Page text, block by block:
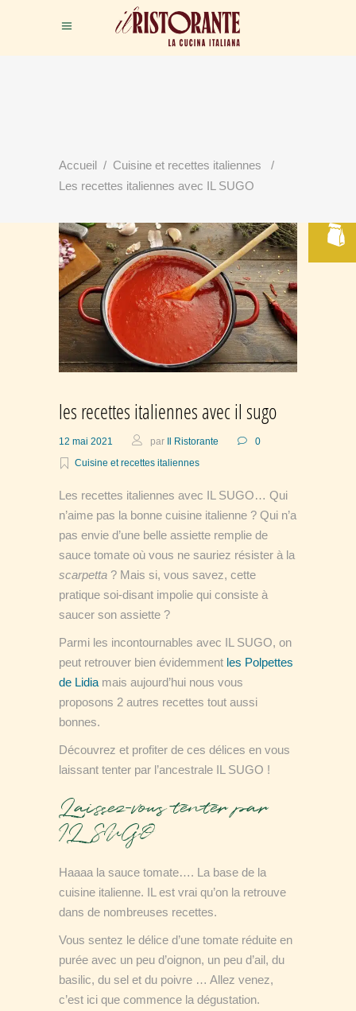
Accueil / Cuisine et recettes italiennes
/
Les recettes italiennes avec IL SUGO
les recettes italiennes avec il sugo
12 mai 2021 par Il Ristorante
0
Cuisine et recettes italiennes
Les recettes italiennes avec IL SUGO… Qui
n’aime pas la bonne cuisine italienne ? Qui n’a
pas envie d’une belle assiette remplie de
sauce tomate où vous ne sauriez résister à la
scarpetta ? Mais si, vous savez, cette
pratique soi-disant impolie qui consiste à
saucer son assiette ?
Parmi les incontournables avec IL SUGO, on
peut retrouver bien évidemment les Polpettes
de Lidia mais aujourd’hui nous vous
proposons 2 autres recettes tout aussi
bonnes.
Découvrez et profiter de ces délices en vous
laissant tenter par l’ancestrale IL SUGO !
Laissez-vous tenter par
IL SUGO
Haaaa la sauce tomate…. La base de la
cuisine italienne. IL est vrai qu’on la retrouve
dans de nombreuses recettes.
Vous sentez le délice d’une tomate réduite en
purée avec un peu d’oignon, un peu d’ail, du
basilic, du sel et du poivre … Allez venez,
c’est ici que commence la dégustation.
RÉSERVER
VOTRE TABLE